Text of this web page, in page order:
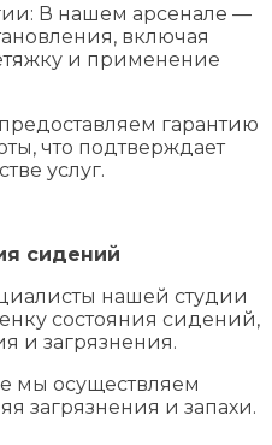
В нашем арсенале —
включая
и применение
гарантию
что подтверждает
услуг.
сидений
нашей студии
состояния сидений,
и загрязнения.
мы осуществляем
загрязнения и запахи.